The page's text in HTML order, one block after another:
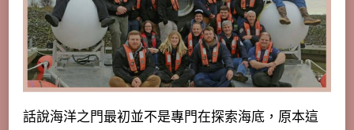
話說海洋之門最初並不是專門在探索海底，原本這